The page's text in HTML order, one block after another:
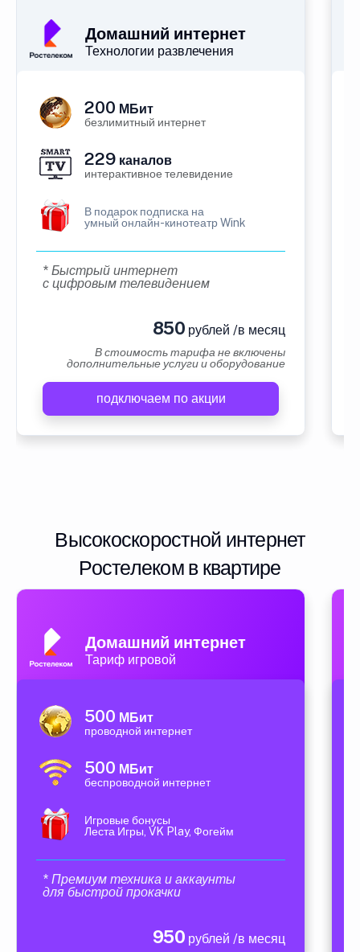
Домашний интернет
Технологии развлечения
200 МБит
безлимитный интернет
229 каналов
интерактивное телевидение
В подарок подписка на
умный онлайн-кинотеатр Wink
* Быстрый интернет
с цифровым телевидением
850 рублей /в месяц
В стоимость тарифа не включены
дополнительные услуги и оборудование
подключаем по акции
Высокоскоростной интернет
Ростелеком в квартире
Домашний интернет
Тариф игровой
500 МБит
проводной интернет
500 МБит
беспроводной интернет
Игровые бонусы
Леста Игры, VK Play, Фогейм
* Премиум техника и аккаунты
для быстрой прокачки
950 рублей /в месяц